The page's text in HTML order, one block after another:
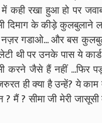
रखा हुआ हो पर जवाब
दिमाग के कीड़े कुलबुलाने
नज़र गडाओ... और बस
थी पर उनके पास ये
करने जैसे हैं नहीं ...फिर
ही क्या है उन्हें? ये
? मैं ? सीमा जी मेरी